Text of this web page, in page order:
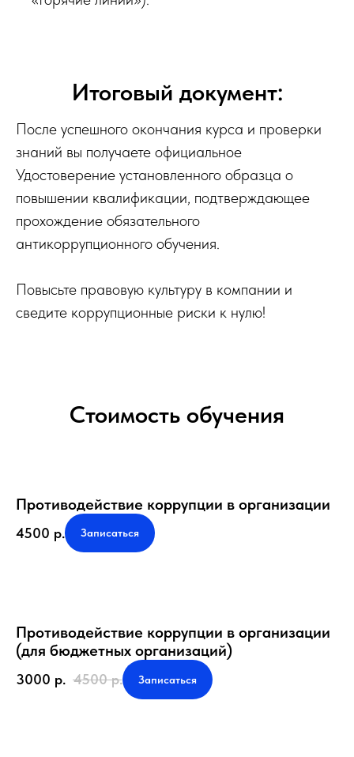
Итоговый документ:
После успешного окончания курса и проверки
знаний вы получаете официальное
Удостоверение установленного образца о
повышении квалификации, подтверждающее
прохождение обязательного
антикоррупционного обучения.
Повысьте правовую культуру в компании и
сведите коррупционные риски к нулю!
Стоимость обучения
Противодействие коррупции в организации
4500 р. Записаться
Противодействие коррупции в организации
(для бюджетных организаций)
3000 р. 4500 р. Записаться